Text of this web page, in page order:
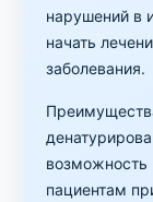
нарушений в
начать
заболевания.
возможность
пациентам